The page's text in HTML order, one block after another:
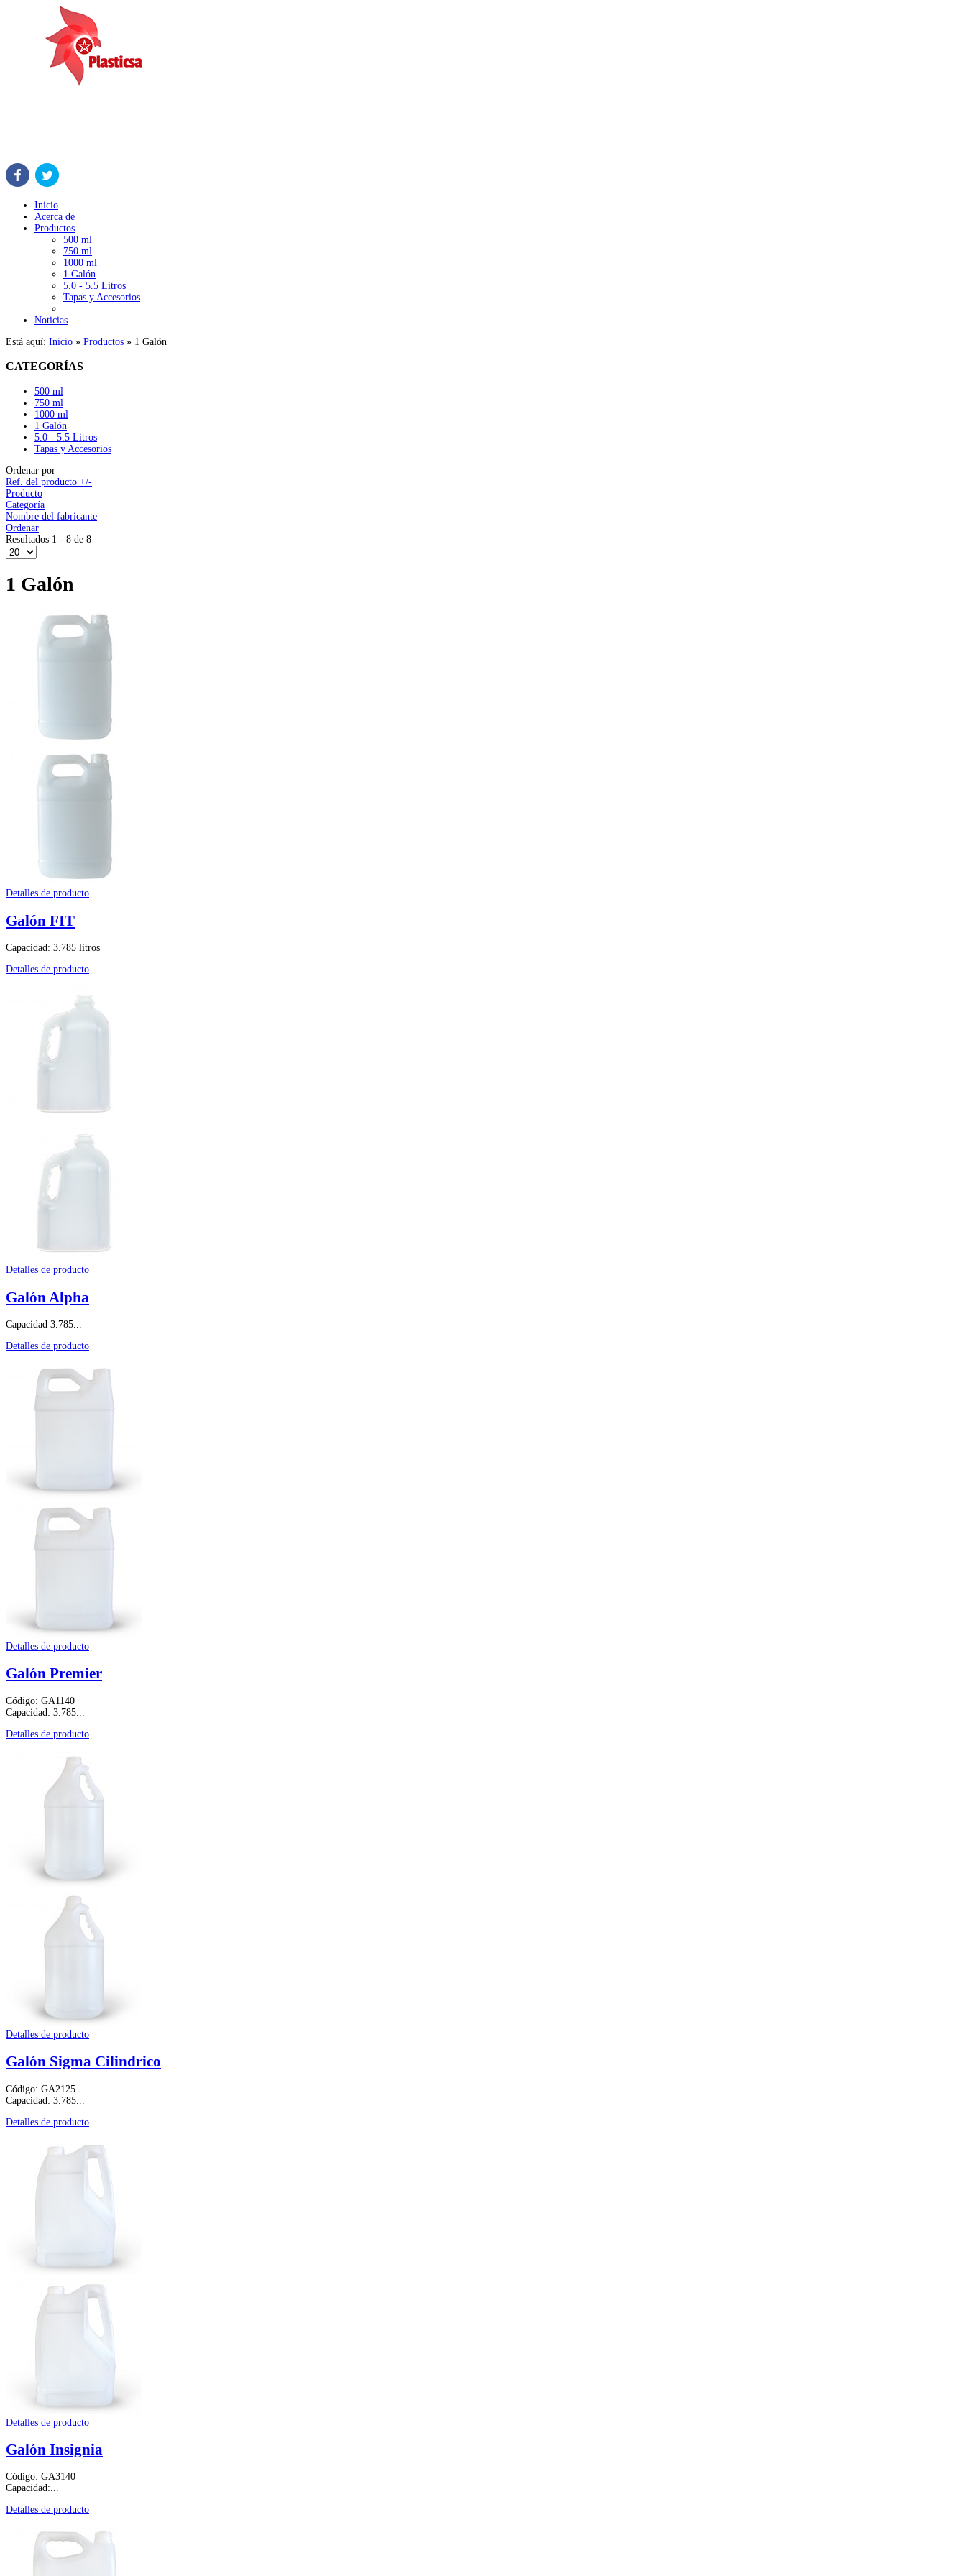
Inicio
Acerca de
Productos
500 ml
750 ml
1000 ml
1 Galón
5.0 - 5.5 Litros
Tapas y Accesorios
Noticias
Está aquí: Inicio » Productos » 1 Galón
CATEGORÍAS
500 ml
750 ml
1000 ml
1 Galón
5.0 - 5.5 Litros
Tapas y Accesorios
Ordenar por
Ref. del producto +/-
Producto
Categoría
Nombre del fabricante
Ordenar
Resultados 1 - 8 de 8
1 Galón
Detalles de producto
Galón FIT
Capacidad: 3.785 litros
Detalles de producto
Detalles de producto
Galón Alpha
Capacidad 3.785...
Detalles de producto
Detalles de producto
Galón Premier
Código: GA1140
Capacidad: 3.785...
Detalles de producto
Detalles de producto
Galón Sigma Cilindrico
Código: GA2125
Capacidad: 3.785...
Detalles de producto
Detalles de producto
Galón Insignia
Código: GA3140
Capacidad:...
Detalles de producto